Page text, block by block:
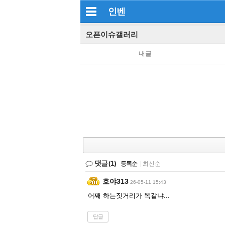
인벤
오픈이슈갤러리
내글
댓글(1) 등록순 최신순
호야313 26-05-11 15:43
어째 하는짓거리가 똑같냐...
답글